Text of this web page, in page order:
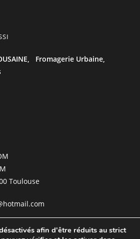
Fromagerie Urbaine,
Toulouse
afin d'être réduits au strict